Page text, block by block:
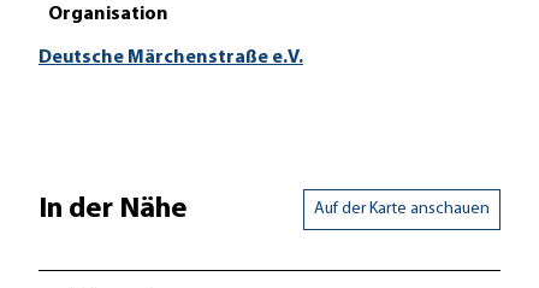
Organisation
Deutsche Märchenstraße e.V.
In der Nähe Auf der Karte anschauen